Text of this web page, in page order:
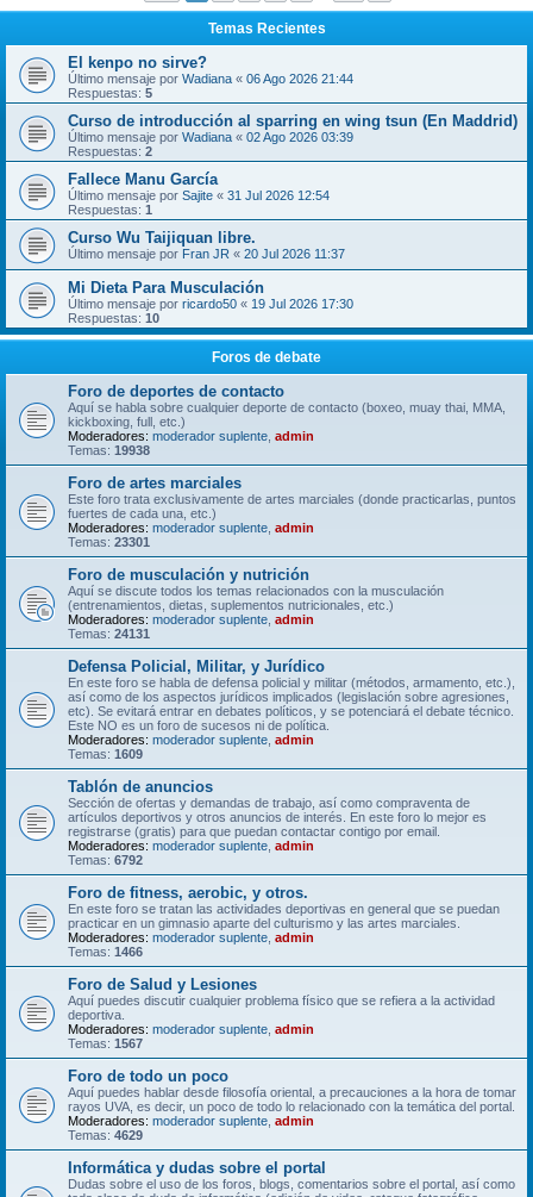
a
r
Temas Recientes
El kenpo no sirve?
Último mensaje por Wadiana « 06 Ago 2026 21:44
Respuestas: 5
Curso de introducción al sparring en wing tsun (En Maddrid)
Último mensaje por Wadiana « 02 Ago 2026 03:39
Respuestas: 2
Fallece Manu García
Último mensaje por Sajite « 31 Jul 2026 12:54
Respuestas: 1
Curso Wu Taijiquan libre.
Último mensaje por Fran JR « 20 Jul 2026 11:37
Mi Dieta Para Musculación
Último mensaje por ricardo50 « 19 Jul 2026 17:30
Respuestas: 10
Foros de debate
Foro de deportes de contacto
Aquí se habla sobre cualquier deporte de contacto (boxeo, muay thai, MMA,
kickboxing, full, etc.)
Moderadores: moderador suplente admin
Temas: 19938
Foro de artes marciales
Este foro trata exclusivamente de artes marciales (donde practicarlas, puntos
fuertes de cada una, etc.)
Moderadores: moderador suplente admin
Temas: 23301
Foro de musculación y nutrición
Aquí se discute todos los temas relacionados con la musculación
(entrenamientos, dietas, suplementos nutricionales, etc.)
Moderadores: moderador suplente admin
Temas: 24131
Defensa Policial, Militar, y Jurídico
En este foro se habla de defensa policial y militar (métodos, armamento, etc.),
así como de los aspectos jurídicos implicados (legislación sobre agresiones,
etc). Se evitará entrar en debates políticos, y se potenciará el debate técnico.
Este NO es un foro de sucesos ni de política.
Moderadores: moderador suplente admin
Temas: 1609
Tablón de anuncios
Sección de ofertas y demandas de trabajo, así como compraventa de
artículos deportivos y otros anuncios de interés. En este foro lo mejor es
registrarse (gratis) para que puedan contactar contigo por email.
Moderadores: moderador suplente admin
Temas: 6792
Foro de fitness, aerobic, y otros.
En este foro se tratan las actividades deportivas en general que se puedan
practicar en un gimnasio aparte del culturismo y las artes marciales.
Moderadores: moderador suplente admin
Temas: 1466
Foro de Salud y Lesiones
Aquí puedes discutir cualquier problema físico que se refiera a la actividad
deportiva.
Moderadores: moderador suplente admin
Temas: 1567
Foro de todo un poco
Aquí puedes hablar desde filosofía oriental, a precauciones a la hora de tomar
rayos UVA, es decir, un poco de todo lo relacionado con la temática del portal.
Moderadores: moderador suplente admin
Temas: 4629
Informática y dudas sobre el portal
Dudas sobre el uso de los foros, blogs, comentarios sobre el portal, así como